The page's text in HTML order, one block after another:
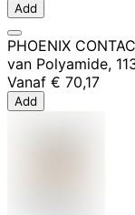
Add
PHOENIX
van Polyamide,
Vanaf € 70,17
Add